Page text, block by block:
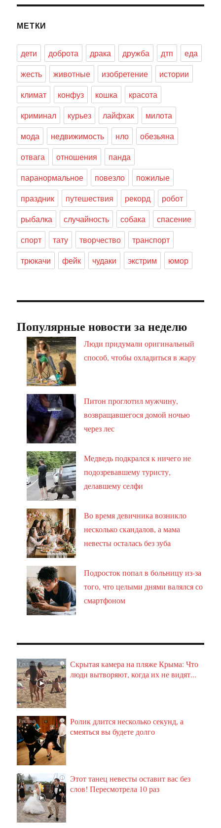
МЕТКИ
дети доброта драка дружба дтп
еда
жесть
животные изобретение
истории
климат
конфуз кошка
красота
криминал
курьез лайфхак
милота
мода
недвижимость нло
обезьяна
отвага
отношения
панда
паранормальное
повезло
пожилые
праздник
путешествия рекорд
робот
рыбалка
случайность собака
спасение
спорт
тату творчество
транспорт
трюкачи
фейк чудаки экстрим юмор
Популярные новости за неделю
Люди придумали оригинальный
способ, чтобы охладиться в жару
Питон проглотил мужчину,
возвращавшегося домой ночью
через лес
Медведь подкрался к ничего не
подозревавшему туристу,
делавшему селфи
Во время девичника возникло
несколько скандалов, а мама
невесты осталась без зуба
Подросток попал в больницу из-за
того, что целыми днями валялся со
смартфоном
i
Скрытая камера на пляже Крыма: Что
люди вытворяют, когда их не видят...
i
Ролик длится несколько секунд, а
смеяться вы будете долго
i
Этот танец невесты оставит вас без
слов! Пересмотрела 10 раз